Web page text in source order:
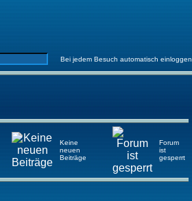
Bei jedem Besuch automatisch einloggen
Keine
neuen
Beiträge
Forum
ist
gesperrt